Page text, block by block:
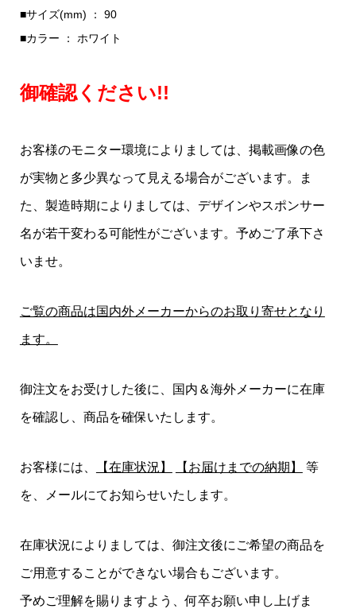
■サイズ(mm) ： 90
■カラー ： ホワイト
御確認ください!!
お客様のモニター環境によりましては、掲載画像の色
が実物と多少異なって見える場合がございます。ま
た、製造時期によりましては、デザインやスポンサー
名が若干変わる可能性がございます。予めご了承下さ
いませ。
ご覧の商品は国内外メーカーからのお取り寄せとなり
ます。
御注文をお受けした後に、国内＆海外メーカーに在庫
を確認し、商品を確保いたします。
お客様には、 【在庫状況】 【お届けまでの納期】 等
を、メールにてお知らせいたします。
在庫状況によりましては、御注文後にご希望の商品を
ご用意することができない場合もございます。
予めご理解を賜りますよう、何卒お願い申し上げま